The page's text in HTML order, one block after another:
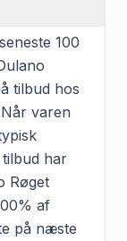
100
tilbud hos
varen
har
Røget
af
på næste